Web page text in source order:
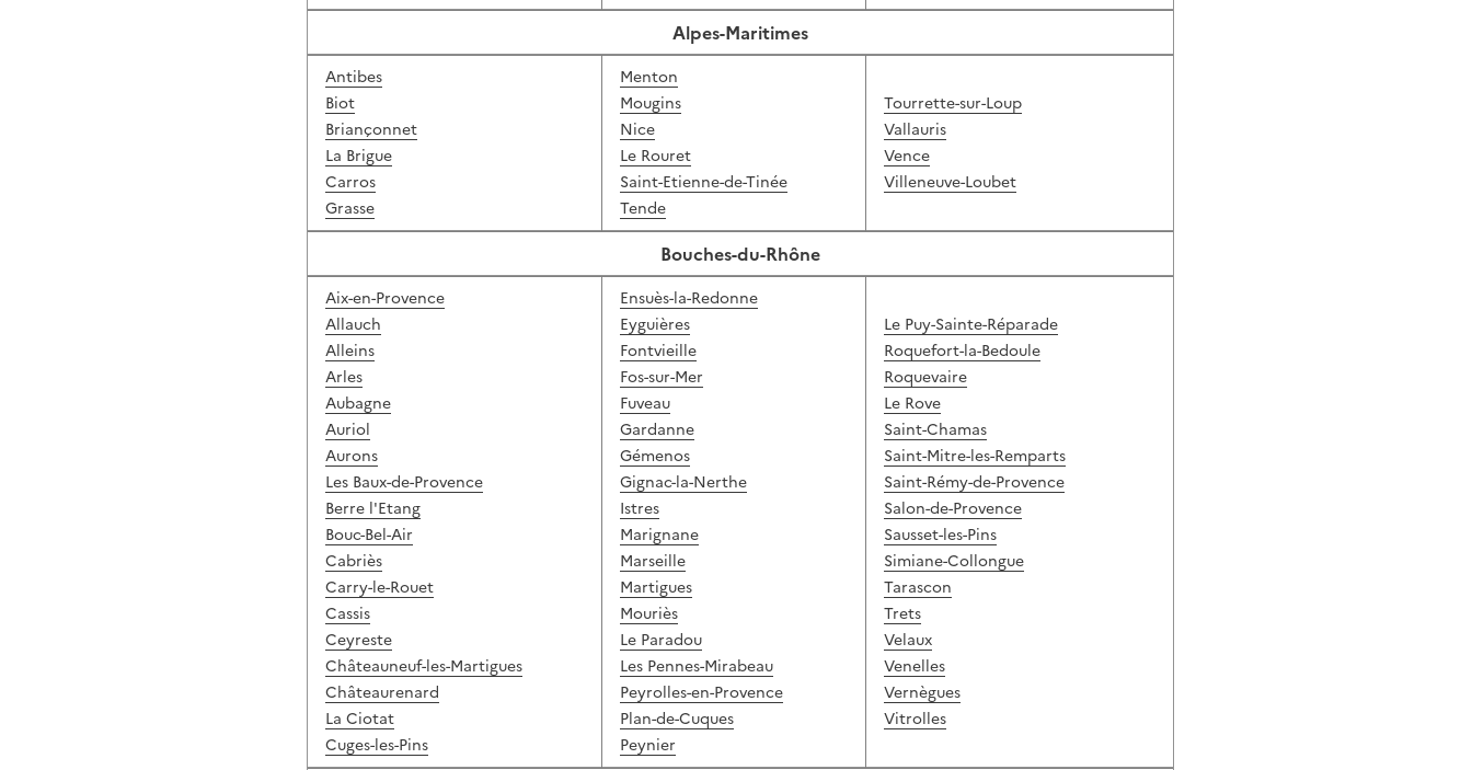
Alpes-Maritimes
Antibes
Biot
Briançonnet
La Brigue
Carros
Grasse
Menton
Mougins
Nice
Le Rouret
Saint-Etienne-de-Tinée
Tende
Tourrette-sur-Loup
Vallauris
Vence
Villeneuve-Loubet
Bouches-du-Rhône
Aix-en-Provence
Allauch
Alleins
Arles
Aubagne
Auriol
Aurons
Les Baux-de-Provence
Berre l'Etang
Bouc-Bel-Air
Cabriès
Carry-le-Rouet
Cassis
Ceyreste
Châteauneuf-les-Martigues
Châteaurenard
La Ciotat
Cuges-les-Pins
Ensuès-la-Redonne
Eyguières
Fontvieille
Fos-sur-Mer
Fuveau
Gardanne
Gémenos
Gignac-la-Nerthe
Istres
Marignane
Marseille
Martigues
Mouriès
Le Paradou
Les Pennes-Mirabeau
Peyrolles-en-Provence
Plan-de-Cuques
Peynier
Le Puy-Sainte-Réparade
Roquefort-la-Bedoule
Roquevaire
Le Rove
Saint-Chamas
Saint-Mitre-les-Remparts
Saint-Rémy-de-Provence
Salon-de-Provence
Sausset-les-Pins
Simiane-Collongue
Tarascon
Trets
Velaux
Venelles
Vernègues
Vitrolles